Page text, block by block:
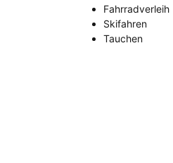
Fahrradverleih
Skifahren
Tauchen